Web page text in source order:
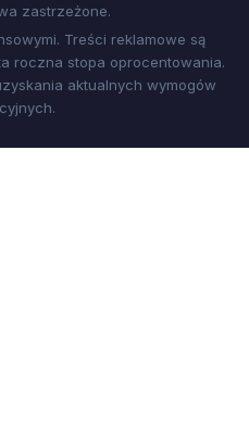
zastrzeżone.
Treści reklamowe są
roczna stopa oprocentowania.
aktualnych wymogów